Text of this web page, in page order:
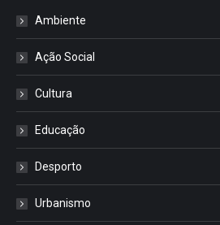
Ambiente
Ação Social
Cultura
Educação
Desporto
Urbanismo